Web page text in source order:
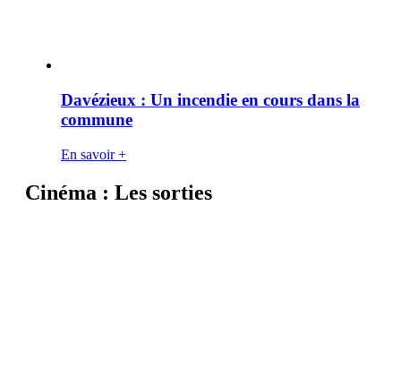
Davézieux : Un incendie en cours dans la
commune
En savoir +
Cinéma : Les sorties